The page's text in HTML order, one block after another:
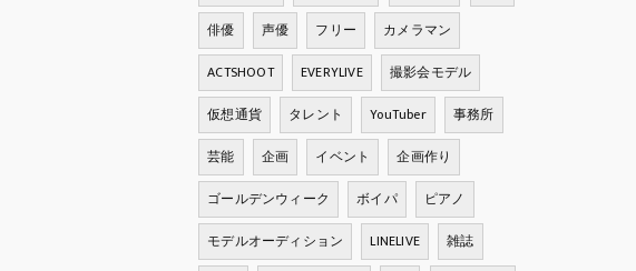
俳優
声優 フリー
カメラマン
ACTSHOOT
EVERYLIVE
撮影会モデル
仮想通貨
タレント YouTuber
事務所
芸能
企画 イベント
企画作り
ゴールデンウィーク
ボイパ
ピアノ
モデルオーディション
LINELIVE
雑誌